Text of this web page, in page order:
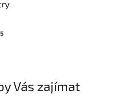
Vás zajímat